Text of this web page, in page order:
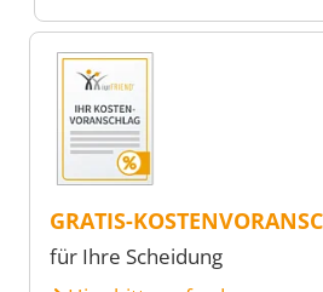
GRATIS-
für Ihre Scheidung